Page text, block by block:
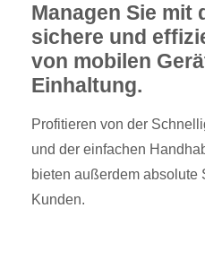
Managen Sie mit
sichere und
von mobilen
Einhaltung.
Profitieren von der
und der einfachen
bieten außerdem absolute
Kunden.